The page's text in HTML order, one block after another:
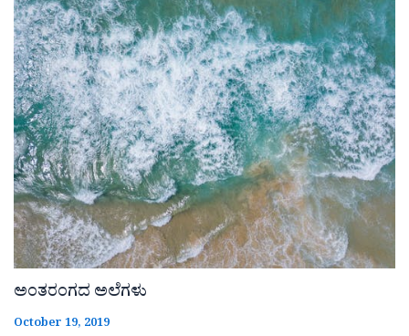
ಅಂತರಂಗದ ಅಲೆಗಳು
October 19, 2019